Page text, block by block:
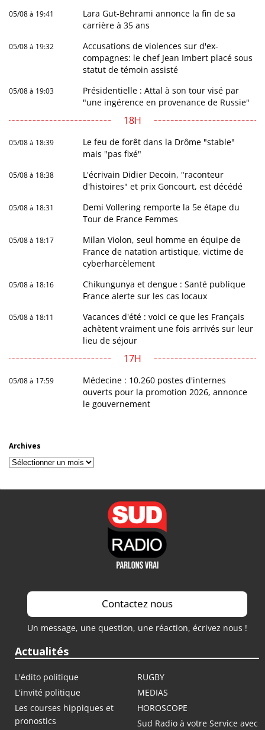
05/08 à 19:41
Lara Gut-Behrami annonce la fin de sa
carrière à 35 ans
05/08 à 19:32
Accusations de violences sur d'ex-
compagnes: le chef Jean Imbert placé sous
statut de témoin assisté
05/08 à 19:03
Présidentielle : Attal à son tour visé par
"une ingérence en provenance de Russie"
18H
05/08 à 18:39
Le feu de forêt dans la Drôme "stable"
mais "pas fixé"
05/08 à 18:38
L'écrivain Didier Decoin, "raconteur
d'histoires" et prix Goncourt, est décédé
05/08 à 18:31
Demi Vollering remporte la 5e étape du
Tour de France Femmes
05/08 à 18:17
Milan Violon, seul homme en équipe de
France de natation artistique, victime de
cyberharcèlement
05/08 à 18:16
Chikungunya et dengue : Santé publique
France alerte sur les cas locaux
05/08 à 18:11
Vacances d'été : voici ce que les Français
achètent vraiment une fois arrivés sur leur
lieu de séjour
17H
05/08 à 17:59
Médecine : 10.260 postes d'internes
ouverts pour la promotion 2026, annonce
le gouvernement
Archives
Archives
Contactez nous
Un message, une question, une réaction, écrivez nous !
Actualités
L'édito politique
RUGBY
L'invité politique
MEDIAS
Les courses hippiques et
pronostics
HOROSCOPE
Sud Radio à votre Service avec